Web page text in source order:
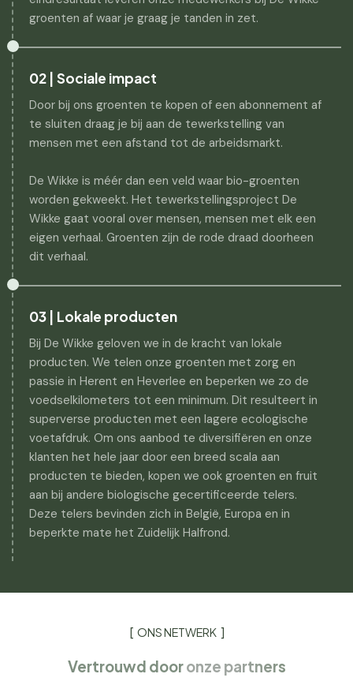
groenten af waar je graag je tanden in zet.
02 | Sociale impact
Door bij ons groenten te kopen of een abonnement af
te sluiten draag je bij aan de tewerkstelling van
mensen met een afstand tot de arbeidsmarkt.
De Wikke is méér dan een veld waar bio-groenten
worden gekweekt. Het tewerkstellingsproject De
Wikke gaat vooral over mensen, mensen met elk een
eigen verhaal. Groenten zijn de rode draad doorheen
dit verhaal.
03 | Lokale producten
Bij De Wikke geloven we in de kracht van lokale
producten. We telen onze groenten met zorg en
passie in Herent en Heverlee en beperken we zo de
voedselkilometers tot een minimum. Dit resulteert in
superverse producten met een lagere ecologische
voetafdruk. Om ons aanbod te diversifiëren en onze
klanten het hele jaar door een breed scala aan
producten te bieden, kopen we ook groenten en fruit
aan bij andere biologische gecertificeerde telers.
Deze telers bevinden zich in België, Europa en in
beperkte mate het Zuidelijk Halfrond.
ONS NETWERK
Vertrouwd dooronze partners